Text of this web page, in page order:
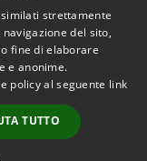
© 2026 • Comune di
• Powered by
•
Accesso
redazione
strettamente
del sito,
fine di elaborare
e anonime.
policy al seguente link
TUTTO